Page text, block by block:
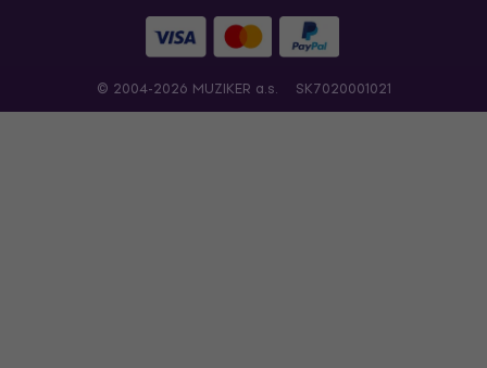
© 2004-2026 MUZIKER a.s. SK7020001021